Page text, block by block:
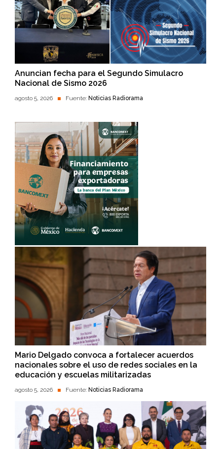
Anuncian fecha para el Segundo Simulacro
Nacional de Sismo 2026
agosto 5, 2026 Fuente: Noticias Radiorama
Mario Delgado convoca a fortalecer acuerdos
nacionales sobre el uso de redes sociales en la
educación y escuelas militarizadas
agosto 5, 2026 Fuente: Noticias Radiorama